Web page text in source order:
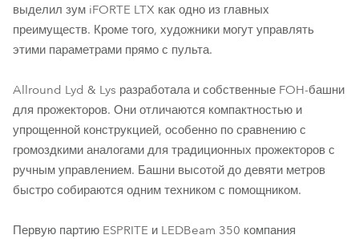
выделил зум iFORTE LTX как одно из главных
преимуществ. Кроме того, художники могут управлять
этими параметрами прямо с пульта.
Allround Lyd & Lys разработала и собственные FOH-башни
для прожекторов. Они отличаются компактностью и
упрощенной конструкцией, особенно по сравнению с
громоздкими аналогами для традиционных прожекторов с
ручным управлением. Башни высотой до девяти метров
быстро собираются одним техником с помощником.
Первую партию ESPRITE и LEDBeam 350 компания